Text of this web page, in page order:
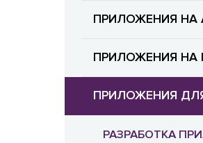
ПРИЛОЖЕНИЯ НА
ПРИЛОЖЕНИЯ НА
ПРИЛОЖЕНИЯ
РАЗРАБОТКА